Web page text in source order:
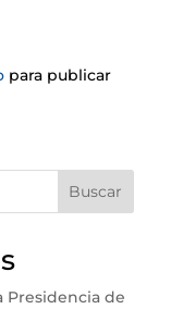
para publicar
Buscar
Presidencia de